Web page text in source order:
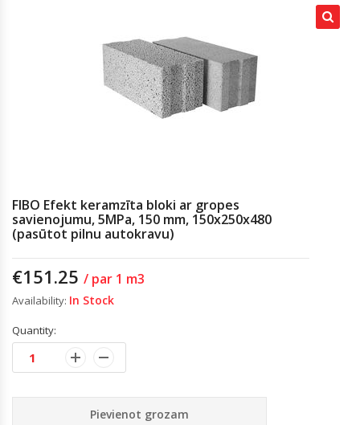
FIBO Efekt keramzīta bloki ar gropes
savienojumu, 5MPa, 150 mm, 150x250x480
(pasūtot pilnu autokravu)
€151.25 / par 1 m3
Availability: In Stock
Quantity:
Pievienot grozam